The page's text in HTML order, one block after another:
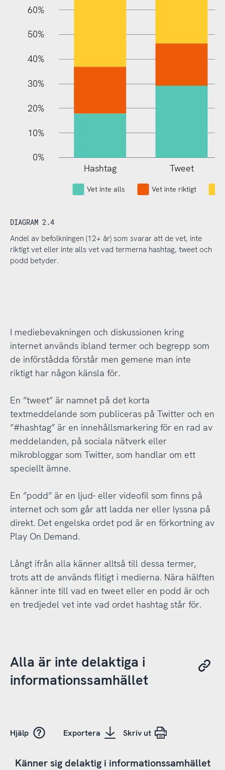
100%
60%
50%
40%
30%
20%
10%
0%
L
Hashtag Tweet
Vet inte alls Vet inte riktigt
DIAGRAM 2.4
Andel av befolkningen (12+ år) som svarar att de vet, inte
riktigt vet eller inte alls vet vad termerna hashtag, tweet och
podd betyder.
I mediebevakningen och diskussionen kring
internet används ibland termer och begrepp som
de införstådda förstår men gemene man inte
riktigt har någon känsla för.
En ”tweet” är namnet på det korta
textmeddelande som publiceras på Twitter och en
”#hashtag” är en innehållsmarkering för en rad av
meddelanden, på sociala nätverk eller
mikrobloggar som Twitter, som handlar om ett
speciellt ämne.
En ”podd” är en ljud- eller videofil som finns på
internet och som går att ladda ner eller lyssna på
direkt. Det engelska ordet pod är en förkortning av
Play On Demand.
Långt ifrån alla känner alltså till dessa termer,
trots att de används flitigt i medierna. Nära hälften
känner inte till vad en tweet eller en podd är och
en tredjedel vet inte vad ordet hashtag står för.
Alla är inte delaktiga i
informationssamhället
Hjälp Exportera Skriv ut
Känner sig delaktig i informationssamhället